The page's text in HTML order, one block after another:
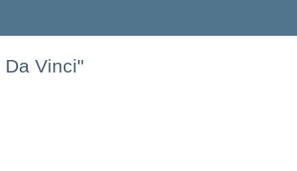
Vinci"